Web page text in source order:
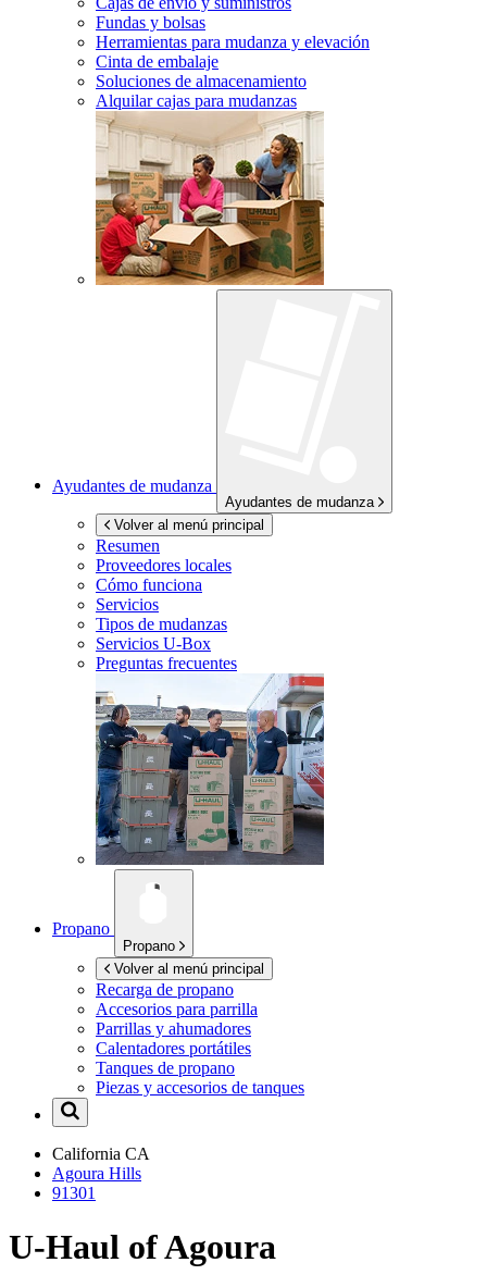
Fundas y bolsas
Herramientas para mudanza y elevación
Cinta de embalaje
Soluciones de almacenamiento
Alquilar cajas para mudanzas
Ayudantes de mudanza
Ayudantes de mudanza
Volver al menú principal
Resumen
Proveedores locales
Cómo funciona
Servicios
Tipos de mudanzas
Servicios U-Box
Preguntas frecuentes
Propano
Propano
Volver al menú principal
Recarga de propano
Accesorios para parrilla
Parrillas y ahumadores
Calentadores portátiles
Tanques de propano
Piezas y accesorios de tanques
California CA
Agoura Hills
91301
U-Haul of Agoura